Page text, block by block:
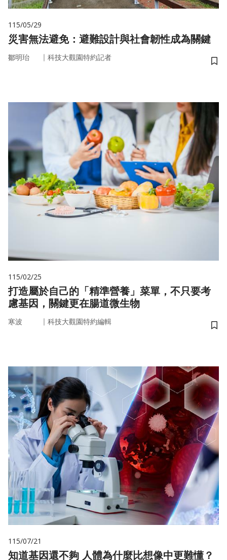
115/05/29
災害無法避免：避難設計與社會韌性成為關鍵
鄒明珆 ｜ 科技大觀園特約記者
儲
115/02/25
打造屬於自己的「精準營養」菜單，不只要考
慮基因，關鍵更在腸道微生物
寒波 ｜ 科技大觀園特約編輯
儲
115/07/21
知道基因還不夠 人體為什麼比想像中更難懂？